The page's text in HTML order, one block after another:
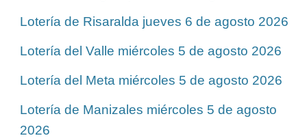
Lotería de Risaralda jueves 6 de agosto 2026
Lotería del Valle miércoles 5 de agosto 2026
Lotería del Meta miércoles 5 de agosto 2026
Lotería de Manizales miércoles 5 de agosto
2026